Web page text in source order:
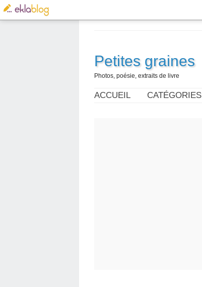
Petites graines
Photos, poésie, extraits de livre
ACCUEIL CATÉGORIES